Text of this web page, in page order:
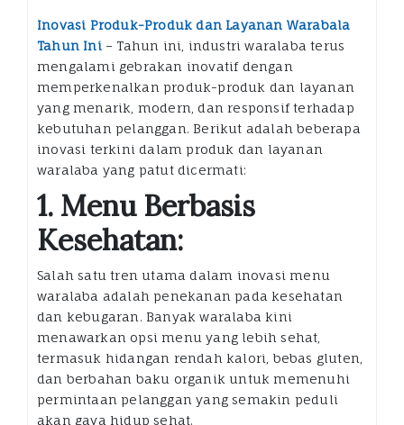
Inovasi Produk-Produk dan Layanan Warabala
Tahun Ini– Tahun ini, industri waralaba terus
mengalami gebrakan inovatif dengan
memperkenalkan produk-produk dan layanan
yang menarik, modern, dan responsif terhadap
kebutuhan pelanggan. Berikut adalah beberapa
inovasi terkini dalam produk dan layanan
waralaba yang patut dicermati:
1. Menu Berbasis
Kesehatan:
Salah satu tren utama dalam inovasi menu
waralaba adalah penekanan pada kesehatan
dan kebugaran. Banyak waralaba kini
menawarkan opsi menu yang lebih sehat,
termasuk hidangan rendah kalori, bebas gluten,
dan berbahan baku organik untuk memenuhi
permintaan pelanggan yang semakin peduli
akan gaya hidup sehat.